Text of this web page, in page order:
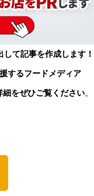
て記事を作成します！
するフードメディア
細をぜひご覧ください。